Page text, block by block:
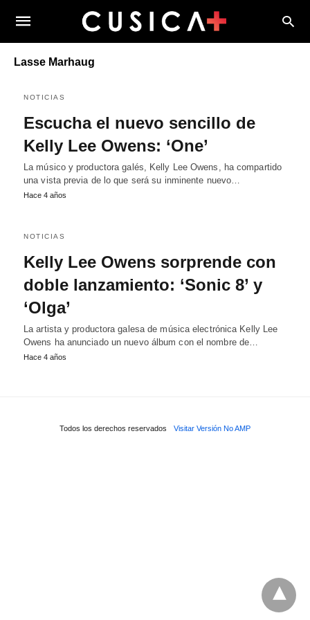
Lasse Marhaug
NOTICIAS
Escucha el nuevo sencillo de
Kelly Lee Owens: ‘One’
La músico y productora galés, Kelly Lee Owens, ha compartido
una vista previa de lo que será su inminente nuevo…
Hace 4 años
NOTICIAS
Kelly Lee Owens sorprende con
doble lanzamiento: ‘Sonic 8’ y
‘Olga’
La artista y productora galesa de música electrónica Kelly Lee
Owens ha anunciado un nuevo álbum con el nombre de…
Hace 4 años
Todos los derechos reservados Visitar Versión No AMP